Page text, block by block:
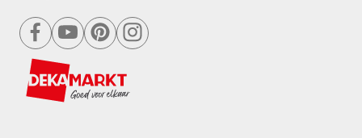
facebookyoutubepinterestinstagram